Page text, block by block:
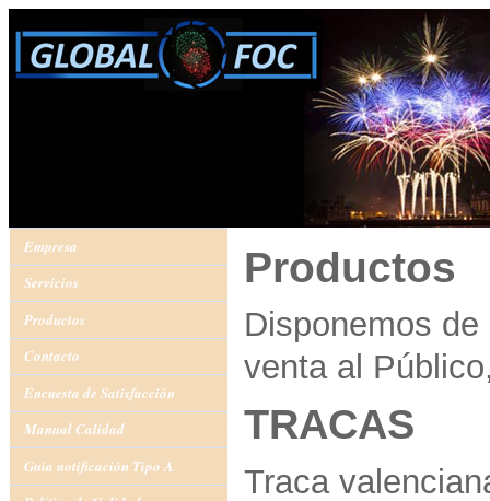
Empresa
Servicios
Productos
Contacto
Encuesta de Satisfacción
Manual Calidad
Guía notificación Tipo A
Productos
Disponemos
venta al
TRACAS
Traca